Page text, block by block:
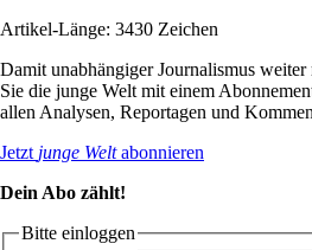
Artikel-Länge: 3430 Zeichen
Damit unabhängiger Journalismus
Sie die junge Welt mit einem
allen Analysen, Reportagen und
Jetzt junge Weltabonnieren
Dein Abo zählt!
Bitte einloggen